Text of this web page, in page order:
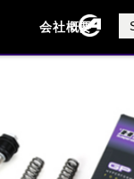
会社概要
会社概要
採用情報